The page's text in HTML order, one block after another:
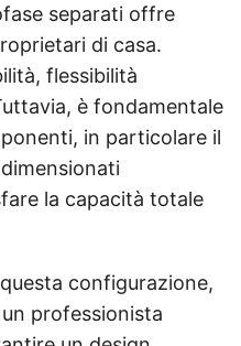
separati offre
di casa.
flessibilità
è fondamentale
in particolare il
la capacità totale
configurazione,
professionista